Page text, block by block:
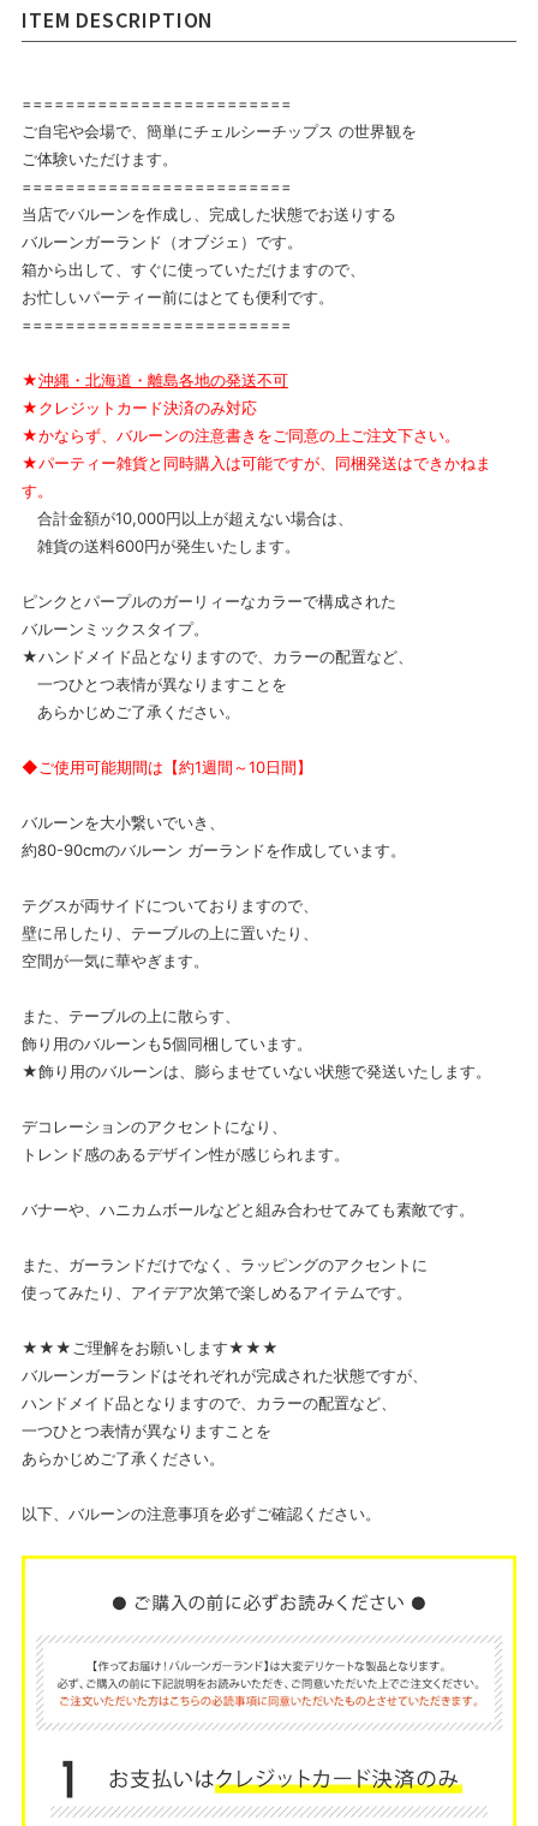
ITEM DESCRIPTION
=========================
ご自宅や会場で、簡単にチェルシーチップス の世界観を
ご体験いただけます。
=========================
当店でバルーンを作成し、完成した状態でお送りする
バルーンガーランド（オブジェ）です。
箱から出して、すぐに使っていただけますので、
お忙しいパーティー前にはとても便利です。
=========================
★沖縄・北海道・離島各地の発送不可
★クレジットカード決済のみ対応
★かならず、バルーンの注意書きをご同意の上ご注文下さい。
★パーティー雑貨と同時購入は可能ですが、同梱発送はできかねま
す。
合計金額が10,000円以上が超えない場合は、
雑貨の送料600円が発生いたします。
ピンクとパープルのガーリィーなカラーで構成された
バルーンミックスタイプ。
★ハンドメイド品となりますので、カラーの配置など、
一つひとつ表情が異なりますことを
あらかじめご了承ください。
◆ご使用可能期間は【約1週間～10日間】
バルーンを大小繋いでいき、
約80-90cmのバルーン ガーランドを作成しています。
テグスが両サイドについておりますので、
壁に吊したり、テーブルの上に置いたり、
空間が一気に華やぎます。
また、テーブルの上に散らす、
飾り用のバルーンも5個同梱しています。
★飾り用のバルーンは、膨らませていない状態で発送いたします。
デコレーションのアクセントになり、
トレンド感のあるデザイン性が感じられます。
バナーや、ハニカムボールなどと組み合わせてみても素敵です。
また、ガーランドだけでなく、ラッピングのアクセントに
使ってみたり、アイデア次第で楽しめるアイテムです。
★★★ご理解をお願いします★★★
バルーンガーランドはそれぞれが完成された状態ですが、
ハンドメイド品となりますので、カラーの配置など、
一つひとつ表情が異なりますことを
あらかじめご了承ください。
以下、バルーンの注意事項を必ずご確認ください。